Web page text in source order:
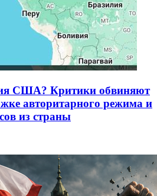
США? Критики обвиняют
авторитарного режима и
из страны